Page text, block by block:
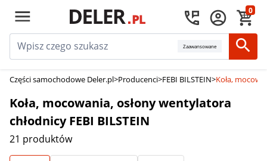
0
Zaawansowane
Części samochodowe Deler.pl>Producenci>FEBI BILSTEIN>Koła,
Koła, mocowania, osłony wentylatora
chłodnicy FEBI BILSTEIN
21 produktów